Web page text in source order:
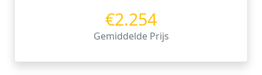
€2.254
Gemiddelde Prijs